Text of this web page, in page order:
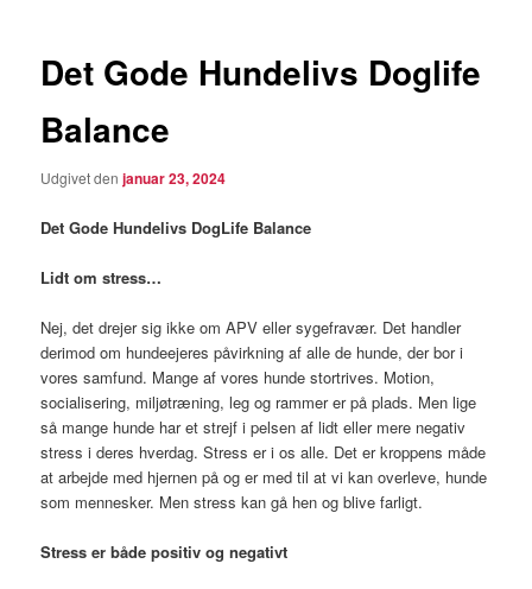
Det Gode Hundelivs Doglife
Balance
Udgivet denjanuar 23, 2024
Det Gode Hundelivs DogLife Balance
Lidt om stress…
Nej, det drejer sig ikke om APV eller sygefravær. Det handler
derimod om hundeejeres påvirkning af alle de hunde, der bor i
vores samfund. Mange af vores hunde stortrives. Motion,
socialisering, miljøtræning, leg og rammer er på plads. Men lige
så mange hunde har et strejf i pelsen af lidt eller mere negativ
stress i deres hverdag. Stress er i os alle. Det er kroppens måde
at arbejde med hjernen på og er med til at vi kan overleve, hunde
som mennesker. Men stress kan gå hen og blive farligt.
Stress er både positiv og negativt